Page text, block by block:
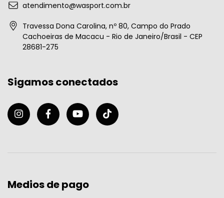
atendimento@wasport.com.br
Travessa Dona Carolina, nº 80, Campo do Prado
Cachoeiras de Macacu - Rio de Janeiro/Brasil - CEP
28681-275
Sigamos conectados
Medios de pago